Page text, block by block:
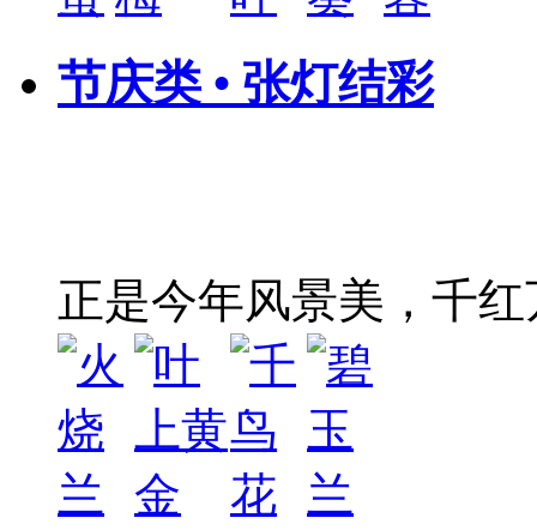
节庆类 • 张灯结彩
正是今年风景美，千